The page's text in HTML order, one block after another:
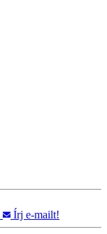
Írj e-mailt!